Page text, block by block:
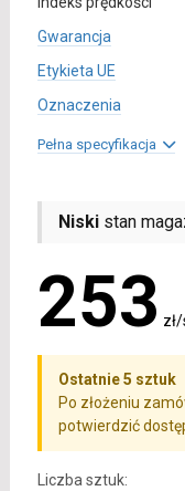
Gwarancja
Etykieta UE
Oznaczenia
Pełna specyfikacja
Niskistan
253
Ostatnie 5 sztuk
Po złożeniu
potwierdzić
Liczba sztuk: